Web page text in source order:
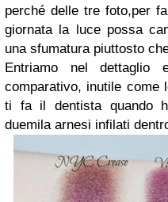
perché delle tre foto,per
giornata la luce possa
una sfumatura piuttosto
Entriamo nel dettaglio
comparativo, inutile come
ti fa il dentista quando
duemila arnesi infilati